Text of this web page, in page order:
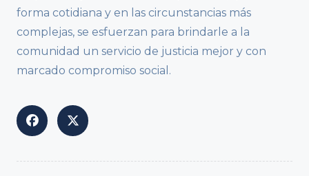
forma cotidiana y en las circunstancias más
complejas, se esfuerzan para brindarle a la
comunidad un servicio de justicia mejor y con
marcado compromiso social.